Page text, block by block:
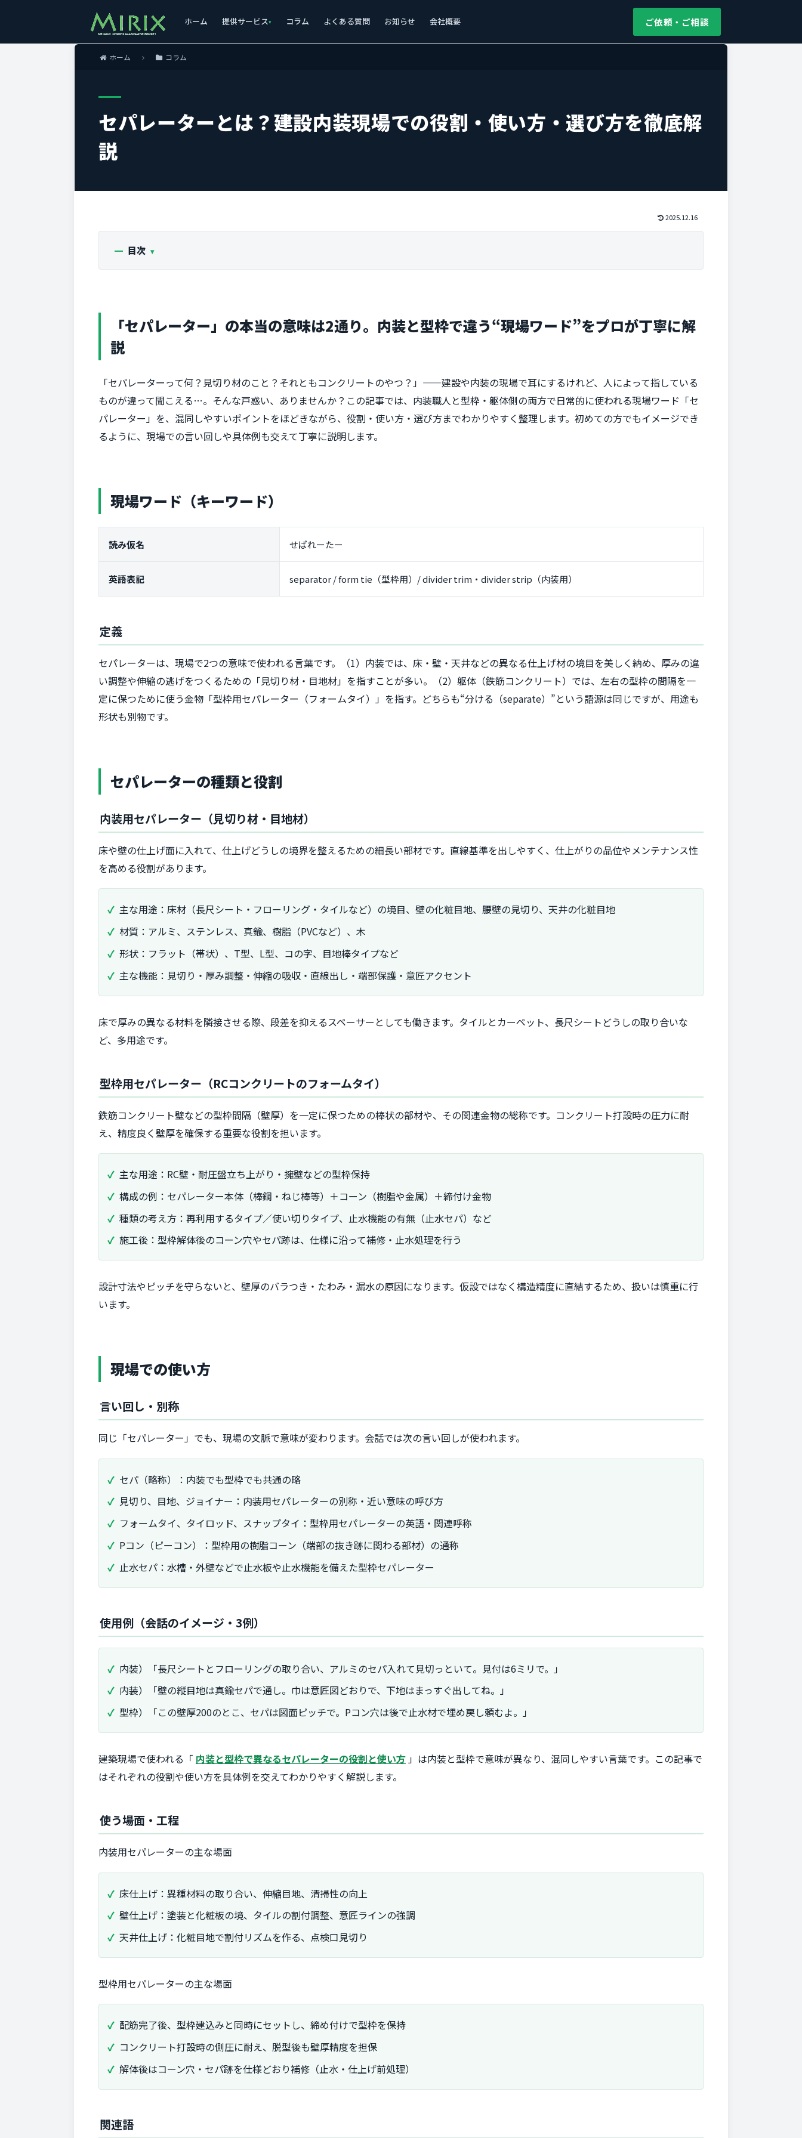
ご依頼・ご相談
ホーム 提供サービス コラム よくある質問 お知らせ 会社概要
ホーム コラム
セパレーターとは？建設内装現場での役割・使い方・選び方を徹底解
説
2025.12.16
目次
「セパレーター」の本当の意味は2通り。内装と型枠で違う“現場ワード”をプロが丁寧に解
説
「セパレーターって何？見切り材のこと？それともコンクリートのやつ？」——建設や内装の現場で耳にするけれど、人によって指している
ものが違って聞こえる…。そんな戸惑い、ありませんか？この記事では、内装職人と型枠・躯体側の両方で日常的に使われる現場ワード「セ
パレーター」を、混同しやすいポイントをほどきながら、役割・使い方・選び方までわかりやすく整理します。初めての方でもイメージでき
るように、現場での言い回しや具体例も交えて丁寧に説明します。
現場ワード（キーワード）
読み仮名 せぱれーたー
英語表記 separator / form tie（型枠用）/ divider trim・divider strip（内装用）
定義
セパレーターは、現場で2つの意味で使われる言葉です。（1）内装では、床・壁・天井などの異なる仕上げ材の境目を美しく納め、厚みの違
い調整や伸縮の逃げをつくるための「見切り材・目地材」を指すことが多い。（2）躯体（鉄筋コンクリート）では、左右の型枠の間隔を一
定に保つために使う金物「型枠用セパレーター（フォームタイ）」を指す。どちらも“分ける（separate）”という語源は同じですが、用途も
形状も別物です。
セパレーターの種類と役割
内装用セパレーター（見切り材・目地材）
床や壁の仕上げ面に入れて、仕上げどうしの境界を整えるための細長い部材です。直線基準を出しやすく、仕上がりの品位やメンテナンス性
を高める役割があります。
主な用途：床材（長尺シート・フローリング・タイルなど）の境目、壁の化粧目地、腰壁の見切り、天井の化粧目地
材質：アルミ、ステンレス、真鍮、樹脂（PVCなど）、木
形状：フラット（帯状）、T型、L型、コの字、目地棒タイプなど
主な機能：見切り・厚み調整・伸縮の吸収・直線出し・端部保護・意匠アクセント
床で厚みの異なる材料を隣接させる際、段差を抑えるスペーサーとしても働きます。タイルとカーペット、長尺シートどうしの取り合いな
ど、多用途です。
型枠用セパレーター（RCコンクリートのフォームタイ）
鉄筋コンクリート壁などの型枠間隔（壁厚）を一定に保つための棒状の部材や、その関連金物の総称です。コンクリート打設時の圧力に耐
え、精度良く壁厚を確保する重要な役割を担います。
主な用途：RC壁・耐圧盤立ち上がり・擁壁などの型枠保持
構成の例：セパレーター本体（棒鋼・ねじ棒等）＋コーン（樹脂や金属）＋締付け金物
種類の考え方：再利用するタイプ／使い切りタイプ、止水機能の有無（止水セパ）など
施工後：型枠解体後のコーン穴やセパ跡は、仕様に沿って補修・止水処理を行う
設計寸法やピッチを守らないと、壁厚のバラつき・たわみ・漏水の原因になります。仮設ではなく構造精度に直結するため、扱いは慎重に行
います。
現場での使い方
言い回し・別称
同じ「セパレーター」でも、現場の文脈で意味が変わります。会話では次の言い回しが使われます。
セパ（略称）：内装でも型枠でも共通の略
見切り、目地、ジョイナー：内装用セパレーターの別称・近い意味の呼び方
フォームタイ、タイロッド、スナップタイ：型枠用セパレーターの英語・関連呼称
Pコン（ピーコン）：型枠用の樹脂コーン（端部の抜き跡に関わる部材）の通称
止水セパ：水槽・外壁などで止水板や止水機能を備えた型枠セパレーター
使用例（会話のイメージ・3例）
内装）「長尺シートとフローリングの取り合い、アルミのセパ入れて見切っといて。見付は6ミリで。」
内装）「壁の縦目地は真鍮セパで通し。巾は意匠図どおりで、下地はまっすぐ出してね。」
型枠）「この壁厚200のとこ、セパは図面ピッチで。Pコン穴は後で止水材で埋め戻し頼むよ。」
建築現場で使われる「 内装と型枠で異なるセパレーターの役割と使い方 」は内装と型枠で意味が異なり、混同しやすい言葉です。この記事で
はそれぞれの役割や使い方を具体例を交えてわかりやすく解説します。
使う場面・工程
内装用セパレーターの主な場面
床仕上げ：異種材料の取り合い、伸縮目地、清掃性の向上
壁仕上げ：塗装と化粧板の境、タイルの割付調整、意匠ラインの強調
天井仕上げ：化粧目地で割付リズムを作る、点検口見切り
型枠用セパレーターの主な場面
配筋完了後、型枠建込みと同時にセットし、締め付けで型枠を保持
コンクリート打設時の側圧に耐え、脱型後も壁厚精度を担保
解体後はコーン穴・セパ跡を仕様どおり補修（止水・仕上げ前処理）
関連語